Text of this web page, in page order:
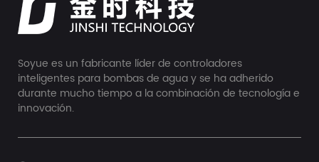
Soyue es un fabricante líder de controladores
inteligentes para bombas de agua y se ha adherido
durante mucho tiempo a la combinación de tecnología e
innovación.